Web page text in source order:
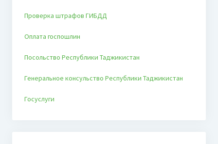
Проверка штрафов ГИБДД
Оплата госпошлин
Посольство Республики Таджикистан
Генеральное консульство Республики Таджикистан
Госуслуги